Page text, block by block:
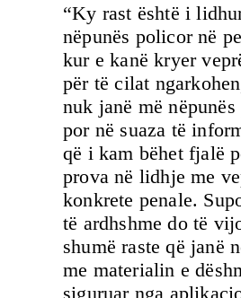
“Ky rast është i
nëpunës policor në
kur e kanë kryer
për të cilat
nuk janë më
por në suaza të
që i kam bëhet fjalë
prova në lidhje me
konkrete penale.
të ardhshme do të
shumë raste që janë
me materialin e
siguruar nga